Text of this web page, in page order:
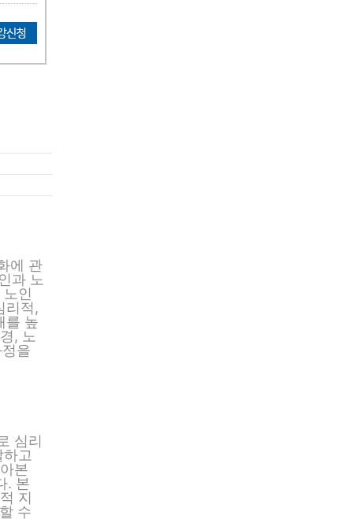
에 관
과 노
인
리적,
를 높
, 노
을
심리
고
본
. 본
지
수